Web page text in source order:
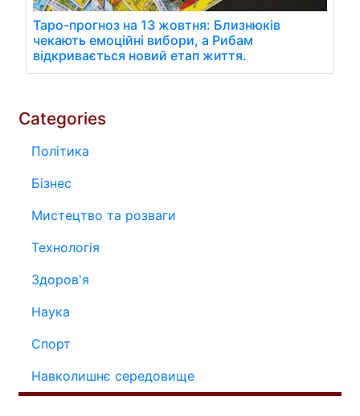
Таро-прогноз на 13 жовтня: Близнюків
чекають емоційні вибори, а Рибам
відкривається новий етап життя.
Categories
Політика
Бізнес
Мистецтво та розваги
Технологія
Здоров'я
Наука
Спорт
Навколишнє середовище